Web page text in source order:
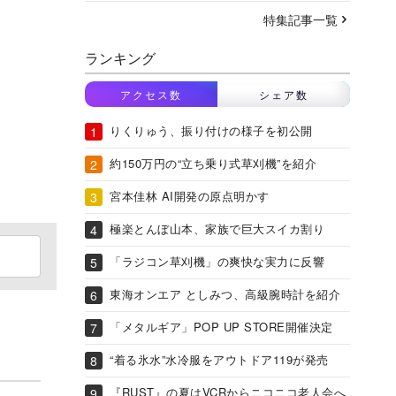
特集記事一覧
ランキング
アクセス数 シェア数
りくりゅう、振り付けの様子を初公開
約150万円の“立ち乗り式草刈機”を紹介
宮本佳林 AI開発の原点明かす
極楽とんぼ山本、家族で巨大スイカ割り
「ラジコン草刈機」の爽快な実力に反響
東海オンエア としみつ、高級腕時計を紹介
「メタルギア」POP UP STORE開催決定
“着る氷水”水冷服をアウトドア119が発売
『RUST』の夏はVCRからニコニコ老人会へ